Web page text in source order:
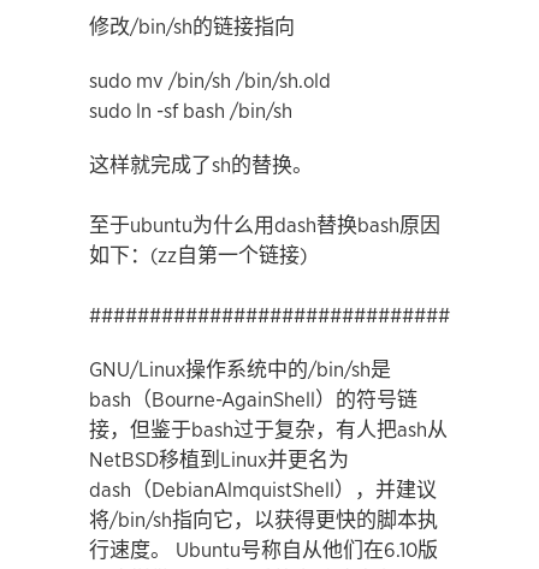
修改/bin/sh的链接指向
sudo mv /bin/sh /bin/sh.old
sudo ln -sf bash /bin/sh
这样就完成了sh的替换。
至于ubuntu为什么用dash替换bash原因
如下：(zz自第一个链接)
GNU/Linux操作系统中的/bin/sh是
bash（Bourne-AgainShell）的符号链
接，但鉴于bash过于复杂，有人把ash从
NetBSD移植到Linux并更名为
dash（DebianAlmquistShell），并建议
将/bin/sh指向它，以获得更快的脚本执
行速度。 Ubuntu号称自从他们在6.10版